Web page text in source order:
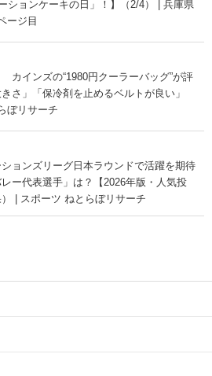
ションケーキの日」！】（2/4） | 兵庫県
ージ目
カインズの“1980円クーラーバッグ”が評
さ」「保冷剤を止めるベルトが良い」
ぼリサーチ
ションズリーグ日本ラウンドで活躍を期待
ー代表選手」は？【2026年版・人気投
| スポーツ ねとらぼリサーチ